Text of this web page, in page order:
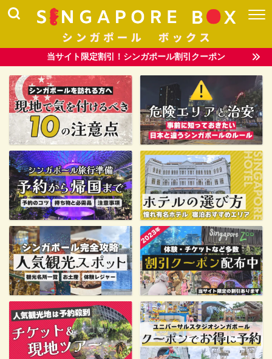
当サイト限定割引！シンガポール割引クーポン